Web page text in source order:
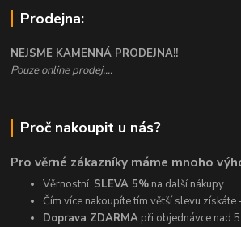
Prodejna:
NEJSME KAMENNÁ PRODEJNA!!
Pouze online prodej....
Proč nakoupit u nás?
Pro věrné zákazníky máme mnoho
Věrnostní SLEVA 5% na další nákupy
Čím více nakoupíte tím větší slevu získáte
Doprava ZDARMA při objednávce nad